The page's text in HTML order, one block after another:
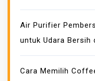
Air Purifier
untuk Udara Bersih
Cara Memilih